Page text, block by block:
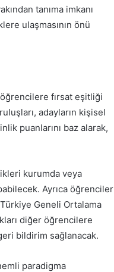
tanıma imkanı
ulaşmasının önü
fırsat eşitliği
adayların kişisel
puanlarını baz alarak,
kurumda veya
Ayrıca öğrenciler
Geneli Ortalama
diğer öğrencilere
bildirim sağlanacak.
paradigma